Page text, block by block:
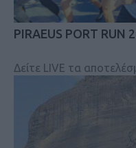
PIRAEUS PORT RUN
Δείτε LIVE τα